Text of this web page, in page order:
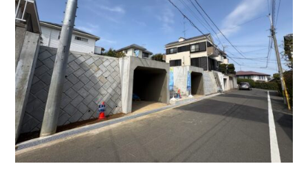
購
入・
売
却・
賃
貸・
管
理
｜